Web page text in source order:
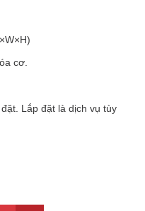
cơ.
Lắp đặt là dịch vụ tùy